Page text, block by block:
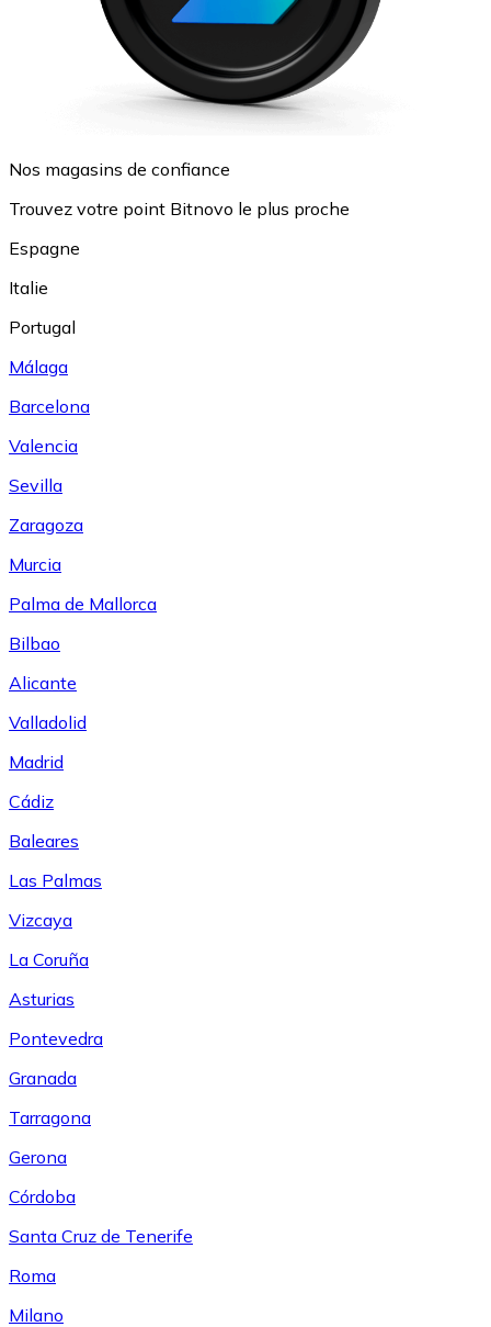
Nos magasins de confiance
Trouvez votre point Bitnovo le plus proche
Espagne
Italie
Portugal
Málaga
Barcelona
Valencia
Sevilla
Zaragoza
Murcia
Palma de Mallorca
Bilbao
Alicante
Valladolid
Madrid
Cádiz
Baleares
Las Palmas
Vizcaya
La Coruña
Asturias
Pontevedra
Granada
Tarragona
Gerona
Córdoba
Santa Cruz de Tenerife
Roma
Milano